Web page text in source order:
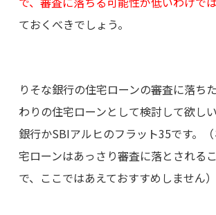
ておくべきでしょう。
りそな銀行の住宅ローンの審査に落ち
わりの住宅ローンとして検討して欲し
銀行かSBIアルヒのフラット35です。
宅ローンはあっさり審査に落とされる
で、ここではあえておすすめしません）